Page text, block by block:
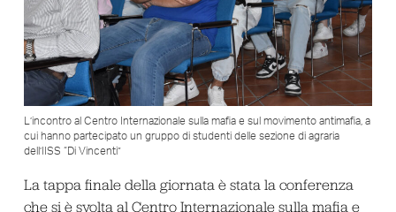
L’incontro al Centro Internazionale sulla mafia e sul movimento antimafia, a
cui hanno partecipato un gruppo di studenti delle sezione di agraria
dell’IISS “Di Vincenti”
La tappa finale della giornata è stata la conferenza
che si è svolta al Centro Internazionale sulla mafia e